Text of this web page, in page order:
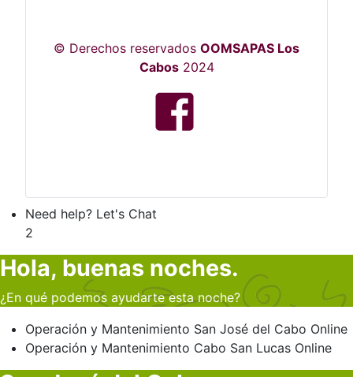
© Derechos reservados OOMSAPAS Los
Cabos2024
Need help? Let's Chat
2
Hola, buenas noches.
¿En qué podemos ayudarte esta noche?
Operación y Mantenimiento San José del Cabo Online
Operación y Mantenimiento Cabo San Lucas Online